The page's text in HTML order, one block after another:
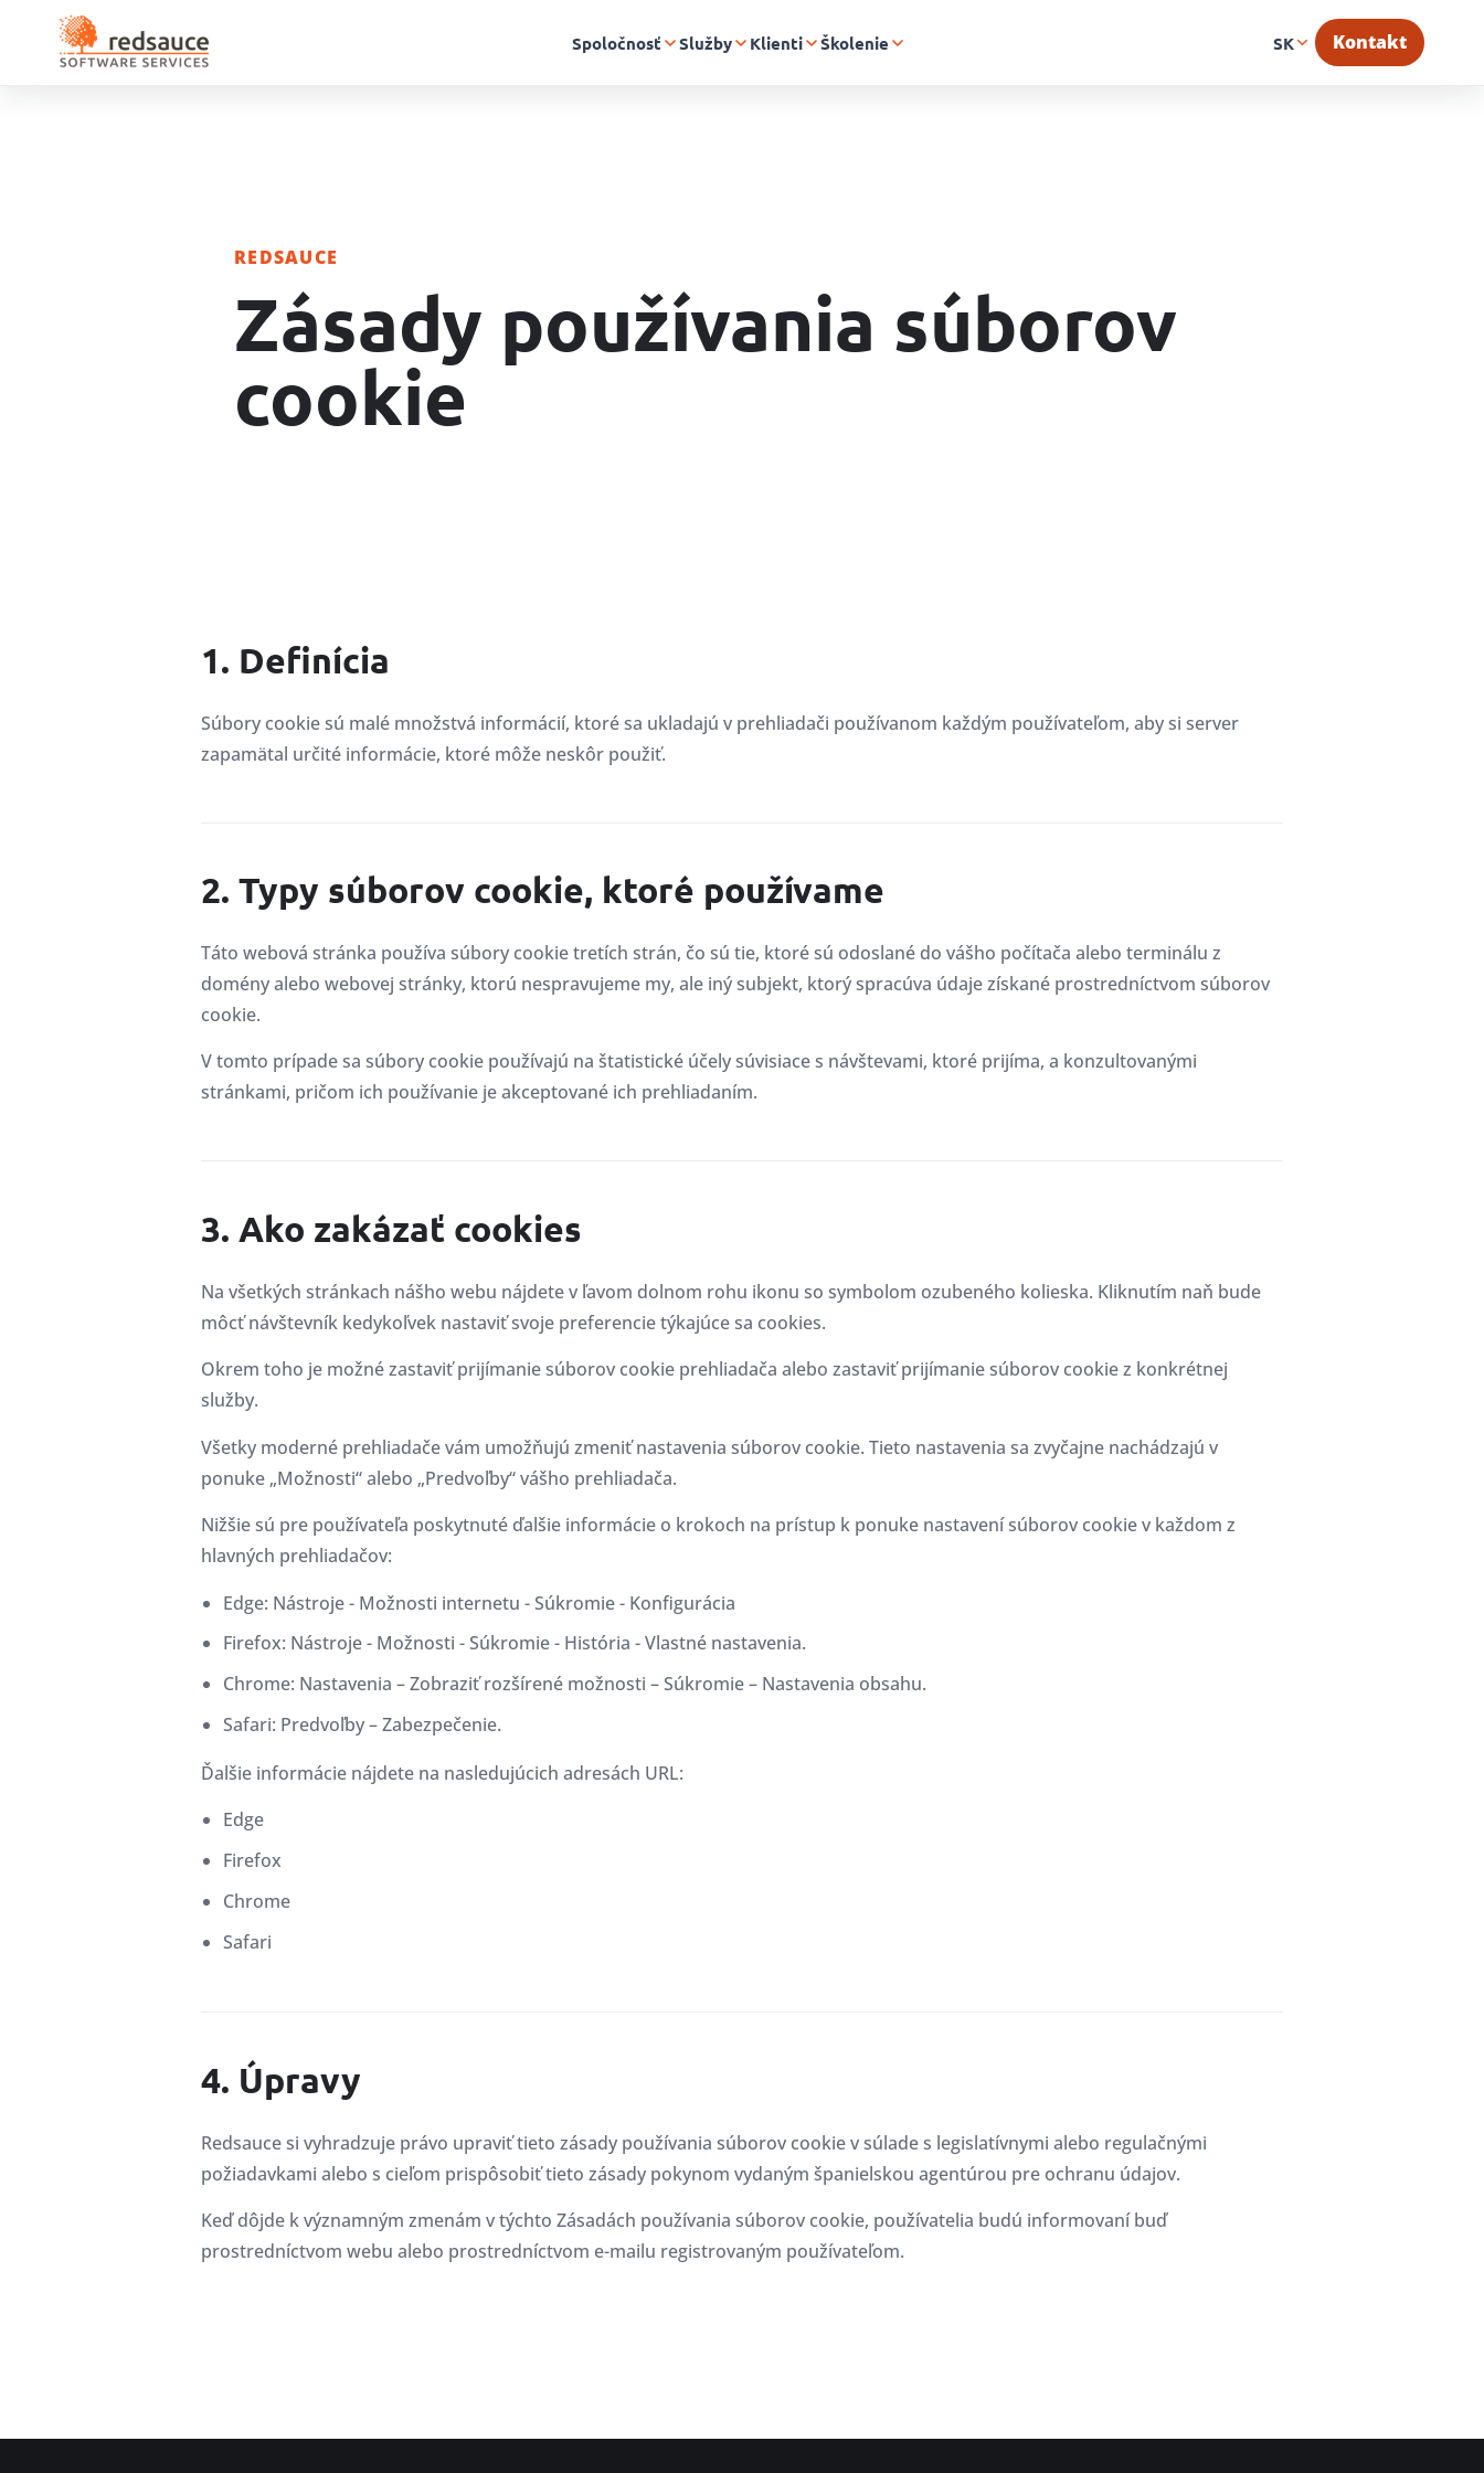
Spoločnosť Služby Klienti Školenie SK Kontakt
REDSAUCE
Zásady používania súborov
cookie
1. Definícia
Súbory cookie sú malé množstvá informácií, ktoré sa ukladajú v prehliadači používanom každým používateľom, aby si server
zapamätal určité informácie, ktoré môže neskôr použiť.
2. Typy súborov cookie, ktoré používame
Táto webová stránka používa súbory cookie tretích strán, čo sú tie, ktoré sú odoslané do vášho počítača alebo terminálu z
domény alebo webovej stránky, ktorú nespravujeme my, ale iný subjekt, ktorý spracúva údaje získané prostredníctvom súborov
cookie.
V tomto prípade sa súbory cookie používajú na štatistické účely súvisiace s návštevami, ktoré prijíma, a konzultovanými
stránkami, pričom ich používanie je akceptované ich prehliadaním.
3. Ako zakázať cookies
Na všetkých stránkach nášho webu nájdete v ľavom dolnom rohu ikonu so symbolom ozubeného kolieska. Kliknutím naň bude
môcť návštevník kedykoľvek nastaviť svoje preferencie týkajúce sa cookies.
Okrem toho je možné zastaviť prijímanie súborov cookie prehliadača alebo zastaviť prijímanie súborov cookie z konkrétnej
služby.
Všetky moderné prehliadače vám umožňujú zmeniť nastavenia súborov cookie. Tieto nastavenia sa zvyčajne nachádzajú v
ponuke „Možnosti“ alebo „Predvoľby“ vášho prehliadača.
Nižšie sú pre používateľa poskytnuté ďalšie informácie o krokoch na prístup k ponuke nastavení súborov cookie v každom z
hlavných prehliadačov:
Edge: Nástroje - Možnosti internetu - Súkromie - Konfigurácia
Firefox: Nástroje - Možnosti - Súkromie - História - Vlastné nastavenia.
Chrome: Nastavenia – Zobraziť rozšírené možnosti – Súkromie – Nastavenia obsahu.
Safari: Predvoľby – Zabezpečenie.
Ďalšie informácie nájdete na nasledujúcich adresách URL:
Edge
Firefox
Chrome
Safari
4. Úpravy
Redsauce si vyhradzuje právo upraviť tieto zásady používania súborov cookie v súlade s legislatívnymi alebo regulačnými
požiadavkami alebo s cieľom prispôsobiť tieto zásady pokynom vydaným španielskou agentúrou pre ochranu údajov.
Keď dôjde k významným zmenám v týchto Zásadách používania súborov cookie, používatelia budú informovaní buď
prostredníctvom webu alebo prostredníctvom e-mailu registrovaným používateľom.